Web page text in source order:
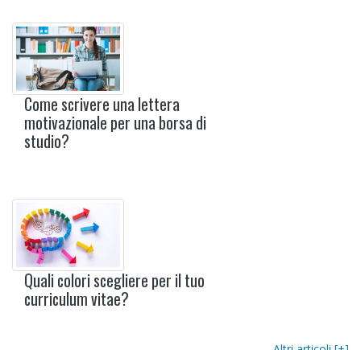
Come scrivere una lettera
motivazionale per una borsa di
studio?
Quali colori scegliere per il tuo
curriculum vitae?